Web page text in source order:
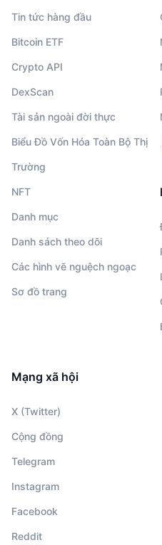
Tin tức hàng đầu
Bitcoin ETF
Crypto API
DexScan
Tài sản ngoài đời thực
Biểu Đồ Vốn Hóa Toàn Bộ Thị
Trường
NFT
Danh mục
Danh sách theo dõi
Các hình vẽ nguệch ngoạc
Sơ đồ trang
Mạng xã hội
X (Twitter)
Cộng đồng
Telegram
Instagram
Facebook
Reddit